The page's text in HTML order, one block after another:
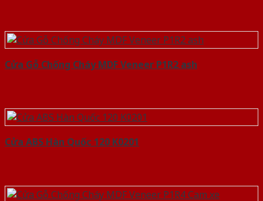
Cửa Gỗ Chống Cháy MDF Veneer P1R2 ash
Cửa ABS Hàn Quốc 120 K0201